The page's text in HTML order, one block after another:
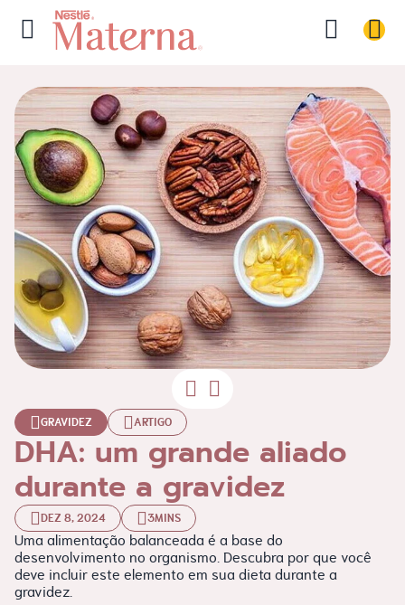
GRAVIDEZ ARTIGO
DHA: um grande aliado
durante a gravidez
DEZ 8, 2024 3MINS
Uma alimentação balanceada é a base do
desenvolvimento no organismo. Descubra por que você
deve incluir este elemento em sua dieta durante a
gravidez.